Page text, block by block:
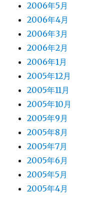
2006年5月
2006年4月
2006年3月
2006年2月
2006年1月
2005年12月
2005年11月
2005年10月
2005年9月
2005年8月
2005年7月
2005年6月
2005年5月
2005年4月